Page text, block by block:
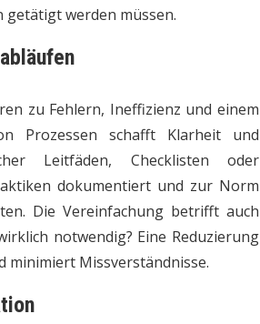
werden müssen.
zu Fehlern, Ineffizienz und einem
Prozessen schafft Klarheit und
Leitfäden, Checklisten oder
dokumentiert und zur Norm
Die Vereinfachung betrifft auch
notwendig? Eine Reduzierung
minimiert Missverständnisse.